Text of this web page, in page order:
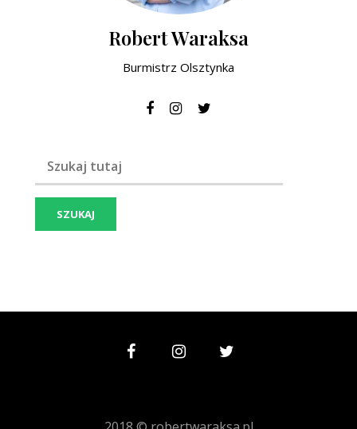
Robert Waraksa
Burmistrz Olsztynka
Szukaj frazy: